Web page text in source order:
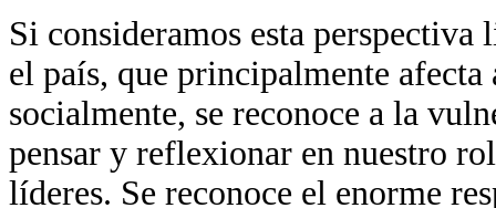
Si consideramos esta perspectiva
el país, que principalmente
socialmente, se reconoce a la
pensar y reflexionar en nuestro
líderes. Se reconoce el enorme